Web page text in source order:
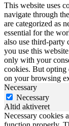
This website uses
navigate through
are categorized as
essential for the
also use third-party
you use this
only with your
cookies. But opting
on your browsing
Necessary
Necessary
Altid aktiveret
Necessary cookies